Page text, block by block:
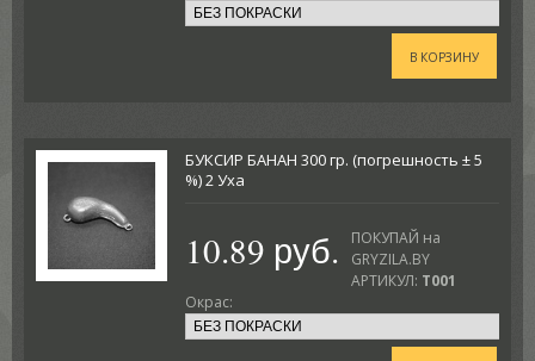
В КОРЗИНУ
БУКСИР БАНАН 300 гр. (погрешность ± 5
%) 2 Уха
10.89 руб.
ПОКУПАЙ на
GRYZILA.BY
АРТИКУЛ: T001
Окрас: